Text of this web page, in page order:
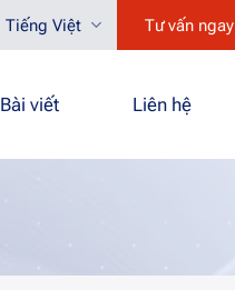
Tiếng Việt Tư vấn ngay
Bài viết Liên hệ